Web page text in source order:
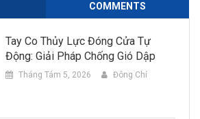
COMMENTS
Tay Co Thủy Lực Đóng Cửa Tự
Động: Giải Pháp Chống Gió Dập
Tháng Tám 5, 2026 Đông Chí